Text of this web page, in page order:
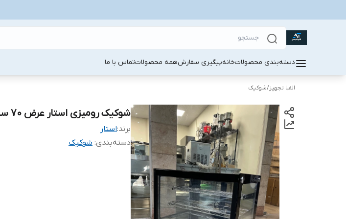
دسته‌بندی محصولاتخانهپیگیری سفارشهمه محصولاتتماس با ما
الفبا تجهیز/شوکیک
شوکیک رومیزی استار عرض ۷۰ سانت
برند:استار
دسته‌بندی: شوکیک